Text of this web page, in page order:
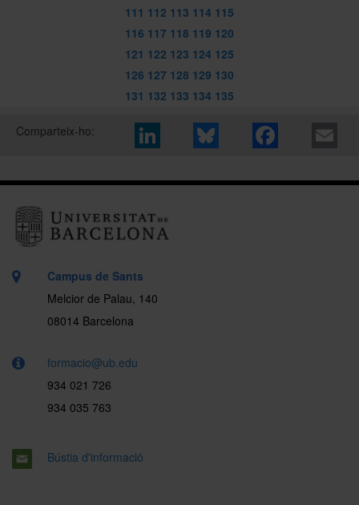
111 112 113 114 115
116 117 118 119 120
121 122 123 124 125
126 127 128 129 130
131 132 133 134 135
Comparteix-ho:
Campus de Sants
Melcior de Palau, 140
08014 Barcelona
formacio@ub.edu
934 021 726
934 035 763
Bústia d'informació